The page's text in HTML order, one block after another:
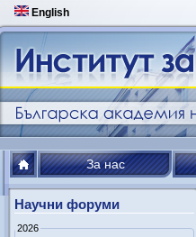
English
За нас
Научни форуми
2026